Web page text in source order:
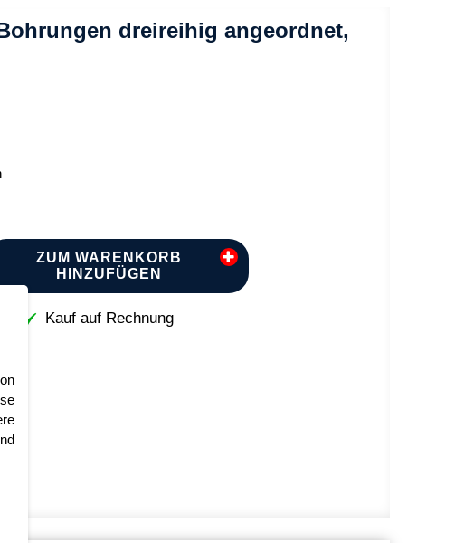
dreireihig angeordnet,
ZUM WARENKORB
HINZUFÜGEN
Kauf auf Rechnung